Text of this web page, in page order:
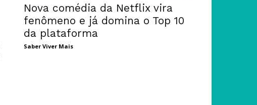
Nova comédia da Netflix vira
fenômeno e já domina o Top 10
da plataforma
Saber Viver Mais